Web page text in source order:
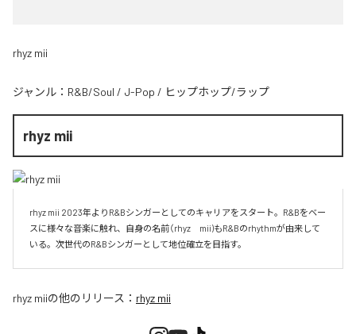
rhyz mii
ジャンル： R&B/Soul / J-Pop / ヒップホップ/ラップ
rhyz mii
rhyz mii 2023年よりR&Bシンガーとしてのキャリアをスタート。R&Bをベー
スに様々な音楽に触れ、自身の名前（rhyz　mii)もR&Bのrhythmが由来して
いる。次世代のR&Bシンガーとして地位確立を目指す。
rhyz miiの他のリリース： rhyz mii